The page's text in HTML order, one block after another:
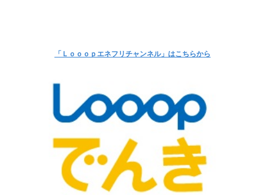
「Ｌｏｏｏｐエネフリチャンネル」はこちらから